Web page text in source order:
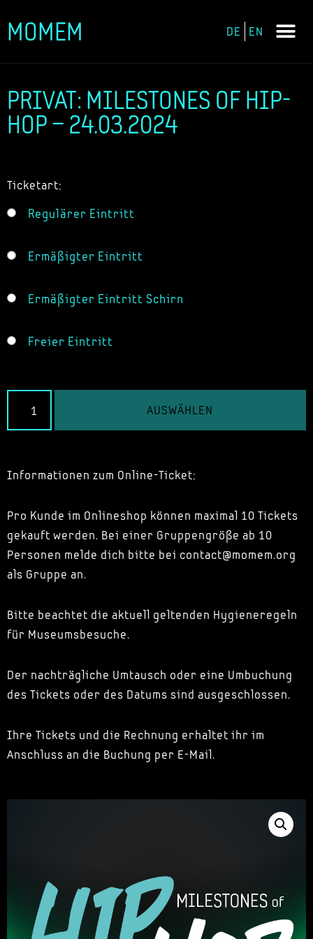
Zum
MOMEM DE EN
PRIVAT: MILESTONES OF HIP-
HOP – 24.03.2024
Ticketart:
Regulärer Eintritt
Ermäßigter Eintritt
Ermäßigter Eintritt Schirn
Freier Eintritt
AUSWÄHLEN
Informationen zum Online-Ticket:
Pro Kunde im Onlineshop können maximal 10 Tickets
gekauft werden. Bei einer Gruppengröße ab 10
Personen melde dich bitte bei contact@momem.org
als Gruppe an.
Bitte beachtet die aktuell geltenden Hygieneregeln
für Museumsbesuche.
Der nachträgliche Umtausch oder eine Umbuchung
des Tickets oder des Datums sind ausgeschlossen.
Ihre Tickets und die Rechnung erhaltet ihr im
Anschluss an die Buchung per E-Mail.